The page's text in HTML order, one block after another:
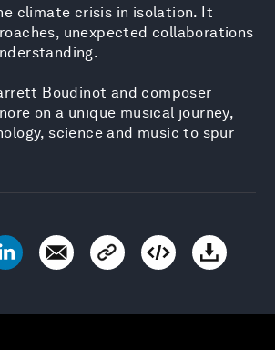
climate crisis in isolation. It
unexpected collaborations
Boudinot and composer
on a unique musical journey,
science and music to spur